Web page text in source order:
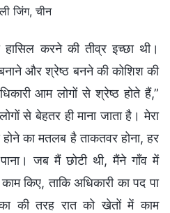
जिंग, चीन
करने की तीव्र इच्छा थी।
और श्रेष्ठ बनने की कोशिश की
आम लोगों से श्रेष्ठ होते हैं,”
से बेहतर ही माना जाता है। मेरा
होने का मतलब है ताकतवर होना, हर
जब मैं छोटी थी, मैंने गाँव में
किए, ताकि अधिकारी का पद पा
की तरह रात को खेतों में काम